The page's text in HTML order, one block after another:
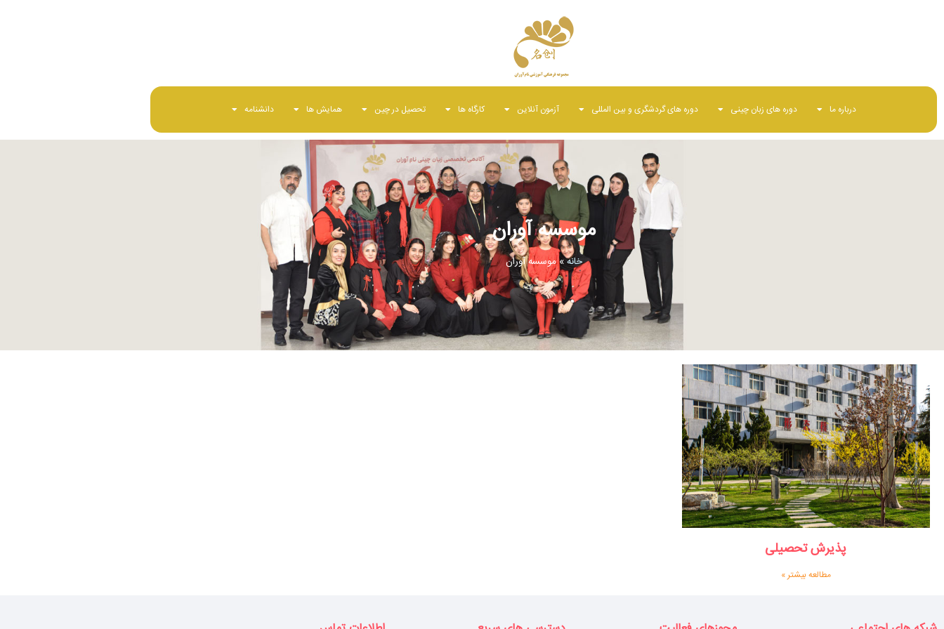
درباره ما دوره های زبان چینی دوره های گردشگری و بین المللی آزمون آنلاین کارگاه ها تحصیل در چین همایش ها دانشنامه
موسسه آوران
خانه»موسسه آوران
پذیرش تحصیلی
مطالعه بیشتر »